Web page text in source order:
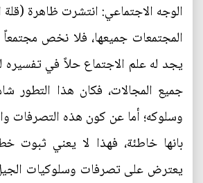
الوجه الاجتماعي: انتشرت ظاهرة
المجتمعات جميعها، فلا نخص
يجد له علم الاجتماع حلاً في
جميع المجالات، فكان هذا التطور
وسلوكه؛ أما عن كون هذه التصرفات
بانها خاطئة، فهذا لا يعني ثبوت
يعترض على تصرفات وسلوكيات الجيل